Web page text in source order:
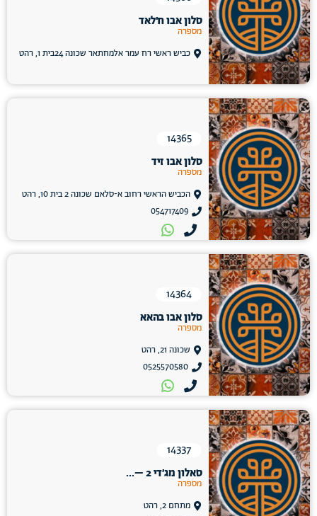
סלון אבו ח'לאד
מספרה
כביש ראשי רח עמר אלמחתאר שכונה 24בית 1, רהט
14365
סלון אבו זיד
מספרה
הכביש הראשי רחוב א-סלאם שכונה 2 בית 10, רהט
054717409
14364
סלון אבו בהאא
מספרה
שכונה 21, רהט
0525570580
14337
סאלון מג׳די 2 –...
מספרה
מתחם 2, רהט